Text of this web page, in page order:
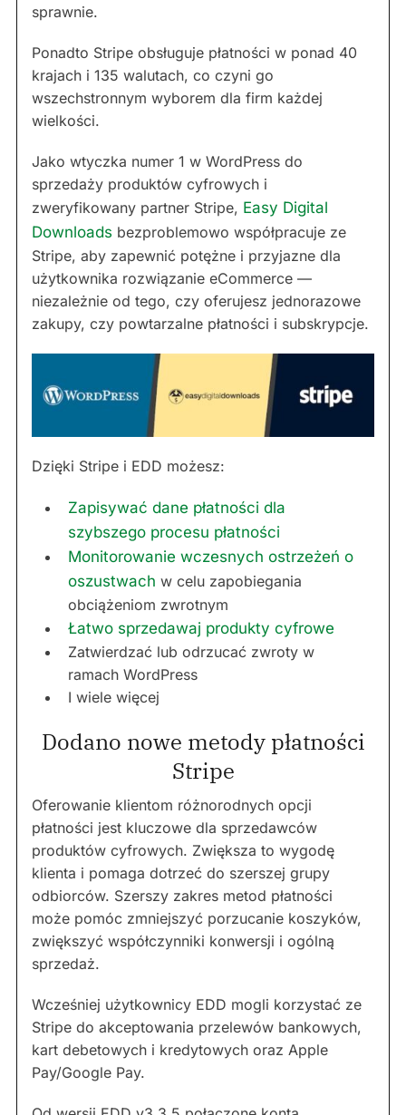
sprawnie.
Ponadto Stripe obsługuje płatności w ponad 40
krajach i 135 walutach, co czyni go
wszechstronnym wyborem dla firm każdej
wielkości.
Jako wtyczka numer 1 w WordPress do
sprzedaży produktów cyfrowych i
zweryfikowany partner Stripe, Easy Digital
Downloads bezproblemowo współpracuje ze
Stripe, aby zapewnić potężne i przyjazne dla
użytkownika rozwiązanie eCommerce —
niezależnie od tego, czy oferujesz jednorazowe
zakupy, czy powtarzalne płatności i subskrypcje.
Dzięki Stripe i EDD możesz:
Zapisywać dane płatności dla
szybszego procesu płatności
Monitorowanie wczesnych ostrzeżeń o
oszustwach w celu zapobiegania
obciążeniom zwrotnym
Łatwo sprzedawaj produkty cyfrowe
Zatwierdzać lub odrzucać zwroty w
ramach WordPress
I wiele więcej
Dodano nowe metody płatności
Stripe
Oferowanie klientom różnorodnych opcji
płatności jest kluczowe dla sprzedawców
produktów cyfrowych. Zwiększa to wygodę
klienta i pomaga dotrzeć do szerszej grupy
odbiorców. Szerszy zakres metod płatności
może pomóc zmniejszyć porzucanie koszyków,
zwiększyć współczynniki konwersji i ogólną
sprzedaż.
Wcześniej użytkownicy EDD mogli korzystać ze
Stripe do akceptowania przelewów bankowych,
kart debetowych i kredytowych oraz Apple
Pay/Google Pay.